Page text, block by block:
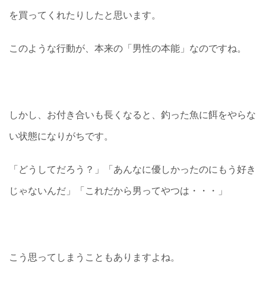
を買ってくれたりしたと思います。
このような行動が、本来の「男性の本能」なのですね。
しかし、お付き合いも長くなると、釣った魚に餌をやらな
い状態になりがちです。
「どうしてだろう？」「あんなに優しかったのにもう好き
じゃないんだ」「これだから男ってやつは・・・」
こう思ってしまうこともありますよね。